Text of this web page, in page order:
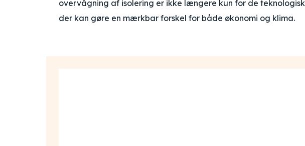
overvågning af isolering er ikke længere kun for de
der kan gøre en mærkbar forskel for både økonomi og klima.